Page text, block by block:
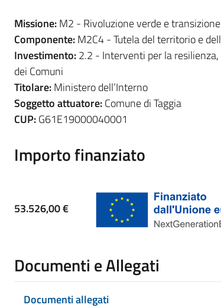
Missione:M2 - Rivoluzione verde e
Componente:M2C4 - Tutela del territorio e
Investimento:2.2 - Interventi per la
dei Comuni
Titolare:Ministero dell’Interno
Soggetto attuatore:Comune di Taggia
CUP:G61E19000040001
Importo finanziato
53.526,00 €
Documenti e Allegati
Documenti allegati